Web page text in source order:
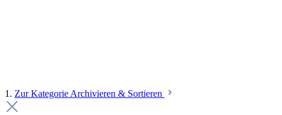
1. Zur Kategorie Archivieren & Sortieren